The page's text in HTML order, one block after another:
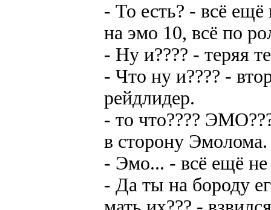
- То есть? - всё
на эмо 10, всё по
- Ну и???? - теряя
- Что ну и???? -
рейдлидер.
- то что????
в сторону Эмолома.
- Эмо... - всё ещё
- Да ты на бороду